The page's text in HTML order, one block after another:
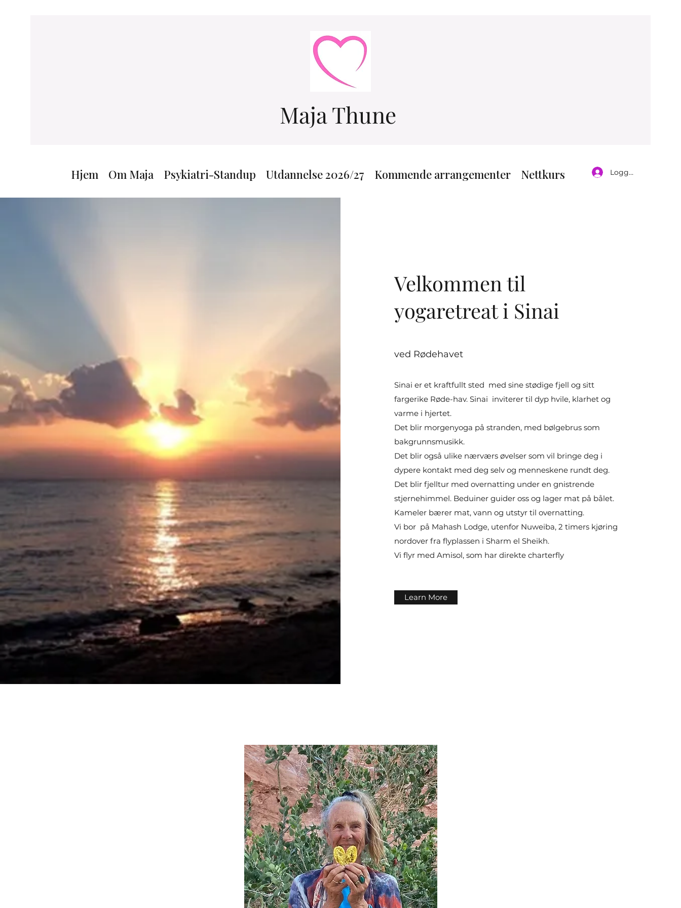
Maja Thune
Hjem Om Maja Psykiatri-Standup Utdannelse 2026/27 Kommende arrangementer Nettkurs Logg inn
Velkommen til
yogaretreat i Sinai
ved Rødehavet
Sinai er et kraftfullt sted med sine stødige fjell og sitt
fargerike Røde-hav. Sinai inviterer til dyp hvile, klarhet og
varme i hjertet.
Det blir morgenyoga på stranden, med bølgebrus som
bakgrunnsmusikk.
Det blir også ulike nærværs øvelser som vil bringe deg i
dypere kontakt med deg selv og menneskene rundt deg.
Det blir fjelltur med overnatting under en gnistrende
stjernehimmel. Beduiner guider oss og lager mat på bålet.
Kameler bærer mat, vann og utstyr til overnatting.
Vi bor på Mahash Lodge, utenfor Nuweiba, 2 timers kjøring
nordover fra flyplassen i Sharm el Sheikh.
Vi flyr med Amisol, som har direkte charterfly
Learn More